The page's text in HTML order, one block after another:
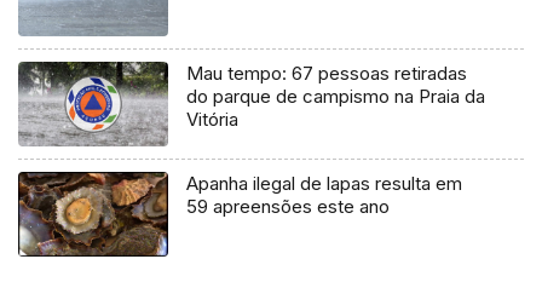
Mau tempo: 67 pessoas retiradas
do parque de campismo na Praia da
Vitória
Apanha ilegal de lapas resulta em
59 apreensões este ano